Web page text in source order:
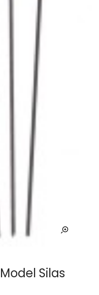
Silas